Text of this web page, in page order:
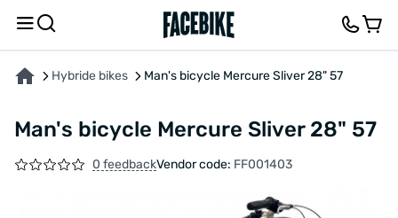
Hybride bikes Man's bicycle Mercure Sliver 28" 57
Man's bicycle Mercure Sliver 28" 57
0 feedbackVendor code: FF001403
ABOUT THE PRODUCT CHARACTERISTICSDESCRIPTION FEEDBACK AND